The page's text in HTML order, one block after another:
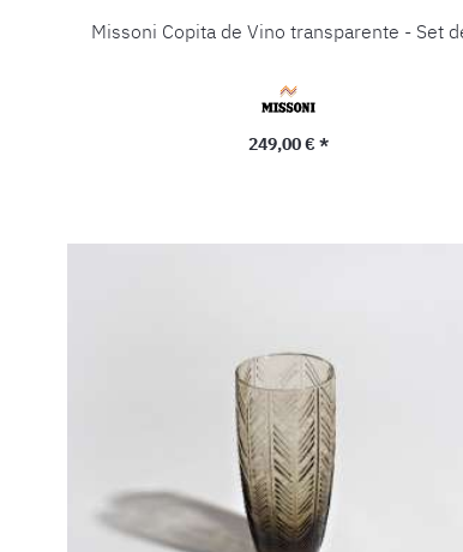
Missoni Copita de Vino transparente - Set
Precio normal:
249,00 € *